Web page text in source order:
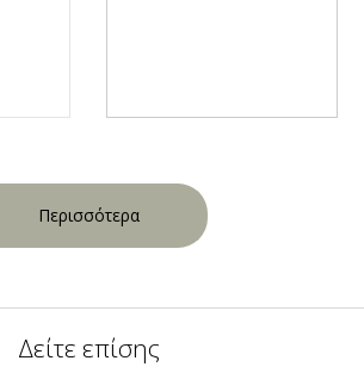
Περισσότερα
Δείτε επίσης